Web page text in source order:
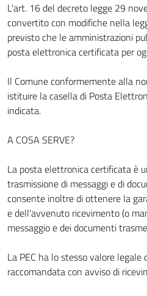
L'art. 16 del decreto legge 29
convertito con modifiche nella
previsto che le amministrazioni
posta elettronica certificata per
Il Comune conformemente alla
istituire la casella di Posta
indicata.
A COSA SERVE?
La posta elettronica certificata è
trasmissione di messaggi e di
consente inoltre di ottenere la
e dell'avvenuto ricevimento (o
messaggio e dei documenti
La PEC ha lo stesso valore legale
raccomandata con avviso di